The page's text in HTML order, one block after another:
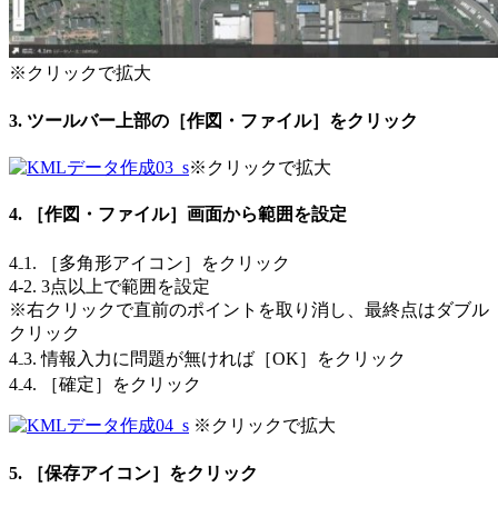
※クリックで拡大
3. ツールバー上部の［作図・ファイル］をクリック
※クリックで拡大
4. ［作図・ファイル］画面から範囲を設定
4₋1. ［多角形アイコン］をクリック
4-2. 3点以上で範囲を設定
※右クリックで直前のポイントを取り消し、最終点はダブル
クリック
4₋3. 情報入力に問題が無ければ［OK］をクリック
4₋4. ［確定］をクリック
※クリックで拡大
5. ［保存アイコン］をクリック